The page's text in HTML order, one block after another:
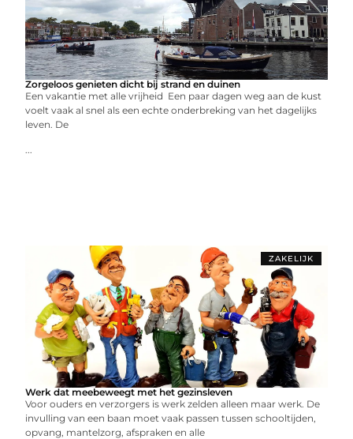
Zorgeloos genieten dicht bij strand en duinen
Een vakantie met alle vrijheid Een paar dagen weg aan de kust
voelt vaak al snel als een echte onderbreking van het dagelijks
leven. De
...
ZAKELIJK
Werk dat meebeweegt met het gezinsleven
Voor ouders en verzorgers is werk zelden alleen maar werk. De
invulling van een baan moet vaak passen tussen schooltijden,
opvang, mantelzorg, afspraken en alle